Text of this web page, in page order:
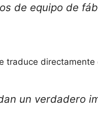
de equipo de
traduce
un verdadero